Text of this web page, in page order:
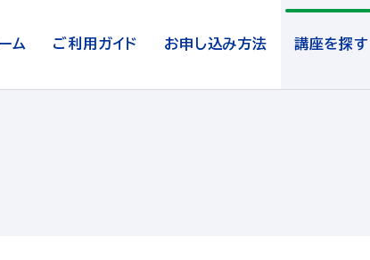
ム ご利用ガイド お申し込み方法 講座を探す